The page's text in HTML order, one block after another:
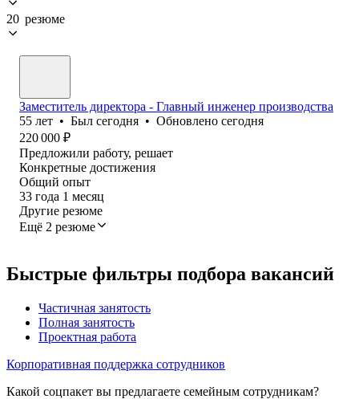
20 резюме
Заместитель директора - Главный инженер производства
55 лет • Был сегодня • Обновлено сегодня
220 000 ₽
Предложили работу, решает
Конкретные достижения
Общий опыт
33 года 1 месяц
Другие резюме
Ещё 2 резюме
Быстрые фильтры подбора вакансий
Частичная занятость
Полная занятость
Проектная работа
Корпоративная поддержка сотрудников
Какой соцпакет вы предлагаете семейным сотрудникам?